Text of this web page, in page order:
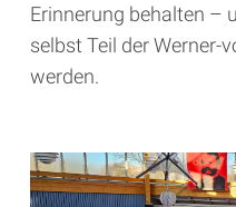
Erinnerung behalten –
selbst Teil der Werner-
werden.